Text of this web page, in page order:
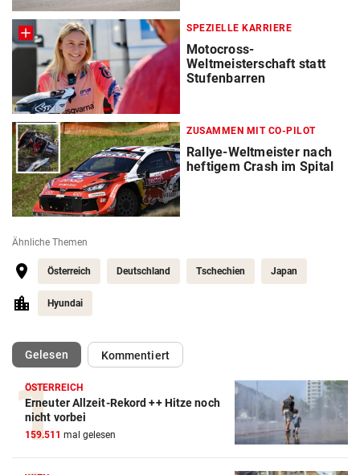
SPEZIELLE KARRIERE
Motocross-
Weltmeisterschaft statt
Stufenbarren
ZUSAMMEN MIT CO-PILOT
Rallye-Weltmeister nach
heftigem Crash im Spital
Ähnliche Themen
Österreich Deutschland Tschechien Japan
Hyundai
Gelesen(ausgewählt)Kommentiert
ÖSTERREICH
Erneuter Allzeit-Rekord ++ Hitze noch
nicht vorbei
159.511 mal gelesen
Action-Cam Vergleich